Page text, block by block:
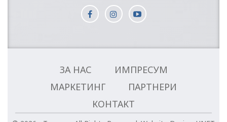
ЗА НАС
ИМПРЕСУМ
МАРКЕТИНГ
ПАРТНЕРИ
КОНТАКТ